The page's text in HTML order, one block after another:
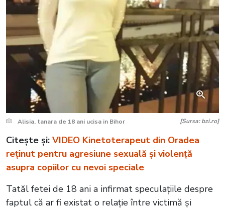
Alisia, tanara de 18 ani ucisa in Bihor [Sursa: bzi.ro]
Citește și: VIDEO Kinetoterapeut din Oradea
reținut pentru agresiune sexuală și violență
asupra copiilor cu nevoi speciale
Tatăl fetei de 18 ani a infirmat speculațiile despre
faptul că ar fi existat o relație între victimă și